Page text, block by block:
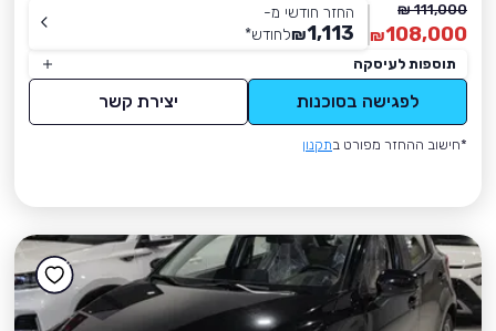
111,000 ₪
108,000
₪
החזר חודשי מ-
1,113
₪לחודש*
תוספות לעיסקה
לפגישה בסוכנות יצירת קשר
*חישוב ההחזר מפורט בתקנון